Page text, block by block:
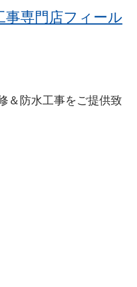
事専門店フィール
＆防水工事をご提供致